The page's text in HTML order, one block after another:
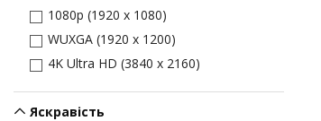
1080p (1920 x 1080)
WUXGA (1920 x 1200)
4K Ultra HD (3840 x 2160)
Яскравість